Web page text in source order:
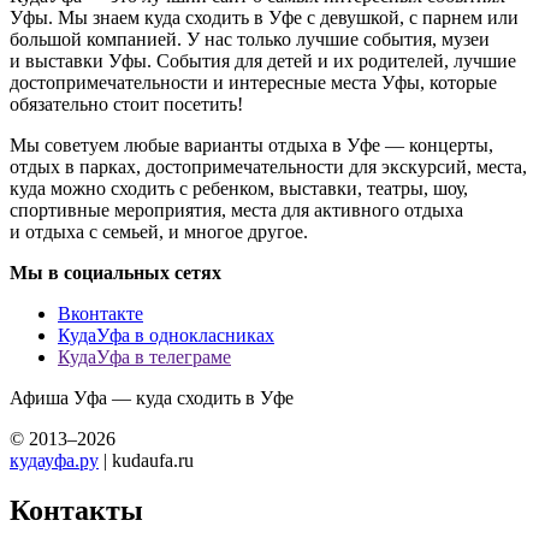
Уфы. Мы знаем куда сходить в Уфе с девушкой, с парнем или
большой компанией. У нас только лучшие события, музеи
и выставки Уфы. События для детей и их родителей, лучшие
достопримечательности и интересные места Уфы, которые
обязательно стоит посетить!
Мы советуем любые варианты отдыха в Уфе — концерты,
отдых в парках, достопримечательности для экскурсий, места,
куда можно сходить с ребенком, выставки, театры, шоу,
спортивные мероприятия, места для активного отдыха
и отдыха с семьей, и многое другое.
Мы в социальных сетях
Вконтакте
КудаУфа в однокласниках
КудаУфа в телеграме
Афиша Уфа — куда сходить в Уфе
© 2013–2026
кудауфа.ру | kudaufa.ru
Контакты